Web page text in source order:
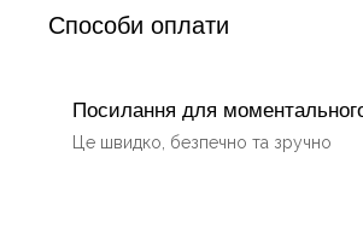
Способи оплати
Посилання для
Це швидко, безпечно та зручно